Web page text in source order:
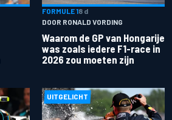
FORMULE 18 d
DOOR RONALD VORDING
Waarom de GP van Hongarije
was zoals iedere F1-race in
2026 zou moeten zijn
UITGELICHT